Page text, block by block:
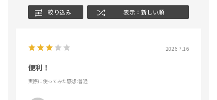
絞り込み 表示：新しい順
2026.7.16
便利！
実際に使ってみた感想:普通